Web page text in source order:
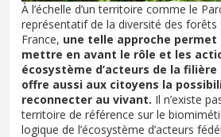
À l’échelle d’un territoire comme le
représentatif de la diversité des forêts
France, une telle approche permet
mettre en avant le rôle et les
écosystème d’acteurs de la
offre aussi aux citoyens la
reconnecter au vivant. Il n’existe
territoire de référence sur le
logique de l’écosystème d’acteurs